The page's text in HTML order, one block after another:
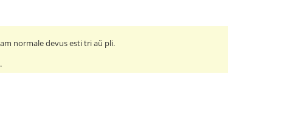
normale devus esti tri aŭ pli.